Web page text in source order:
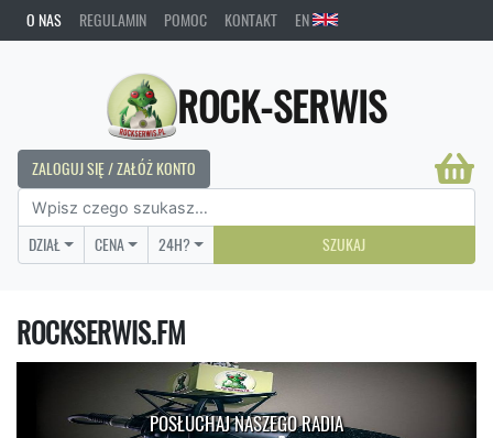
O NAS REGULAMIN POMOC KONTAKT EN
ROCK-SERWIS
ZALOGUJ SIĘ / ZAŁÓŻ KONTO
DZIAŁ CENA 24H? SZUKAJ
ROCKSERWIS.FM
POSŁUCHAJ NASZEGO RADIA